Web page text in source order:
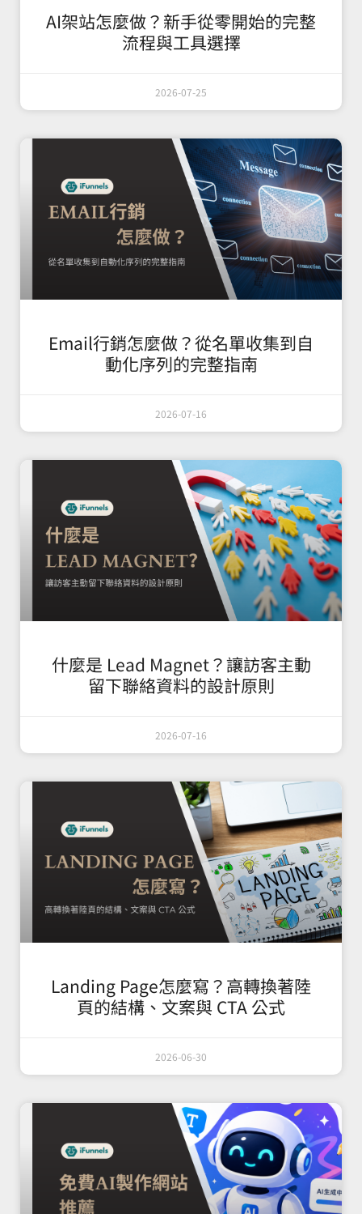
AI架站怎麼做？新手從零開始的完整
流程與工具選擇
2026-07-25
Email行銷怎麼做？從名單收集到自
動化序列的完整指南
2026-07-16
什麼是 Lead Magnet？讓訪客主動
留下聯絡資料的設計原則
2026-07-16
Landing Page怎麼寫？高轉換著陸
頁的結構、文案與 CTA 公式
2026-06-30